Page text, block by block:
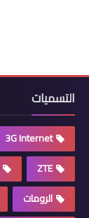
التسميات
3G Internet
ZTE
الرومات